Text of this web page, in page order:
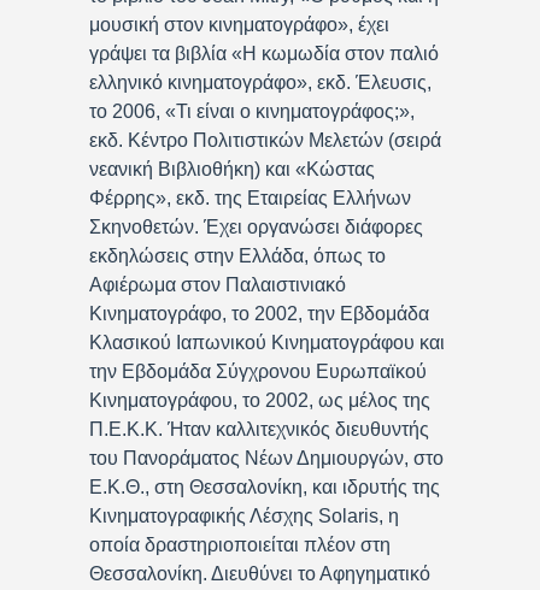
μουσική στον κινηματογράφο», έχει
γράψει τα βιβλία «Η κωμωδία στον παλιό
ελληνικό κινηματογράφο», εκδ. Έλευσις,
το 2006, «Τι είναι ο κινηματογράφος;»,
εκδ. Κέντρο Πολιτιστικών Μελετών (σειρά
νεανική Βιβλιοθήκη) και «Κώστας
Φέρρης», εκδ. της Εταιρείας Ελλήνων
Σκηνοθετών. Έχει οργανώσει διάφορες
εκδηλώσεις στην Ελλάδα, όπως το
Αφιέρωμα στον Παλαιστινιακό
Κινηματογράφο, το 2002, την Εβδομάδα
Κλασικού Ιαπωνικού Κινηματογράφου και
την Εβδομάδα Σύγχρονου Ευρωπαϊκού
Κινηματογράφου, το 2002, ως μέλος της
Π.Ε.Κ.Κ. Ήταν καλλιτεχνικός διευθυντής
του Πανοράματος Νέων Δημιουργών, στο
Ε.Κ.Θ., στη Θεσσαλονίκη, και ιδρυτής της
Κινηματογραφικής Λέσχης Solaris, η
οποία δραστηριοποιείται πλέον στη
Θεσσαλονίκη. Διευθύνει το Αφηγηματικό